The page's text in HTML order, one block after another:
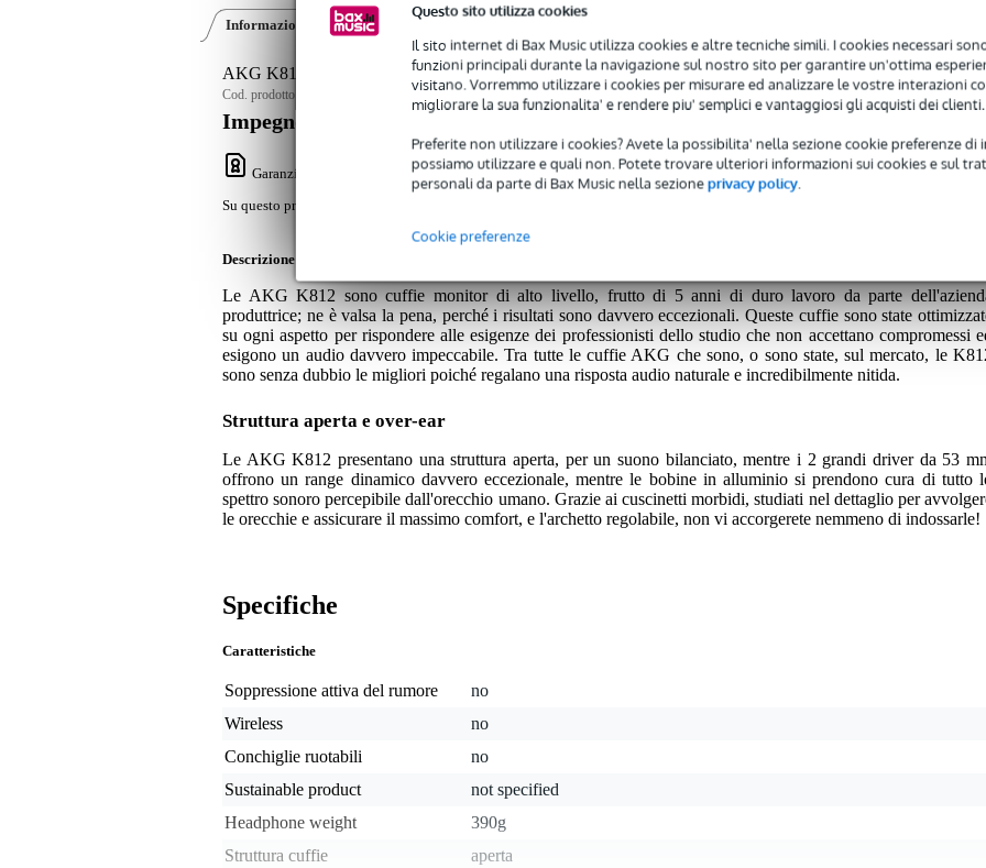
Questo sito utilizza cookies
Il sito internet di Bax Music utilizza cookies e altre tecniche simili. I cookies necessari
funzioni principali durante la navigazione sul nostro sito per garantire un'ottima
visitano. Vorremmo utilizzare i cookies per misurare ed analizzare le vostre interazioni
migliorare la sua funzionalita' e rendere piu' semplici e vantaggiosi gli acquisti dei clienti.
Preferite non utilizzare i cookies? Avete la possibilita' nella sezione cookie preferenze di
possiamo utilizzare e quali non. Potete trovare ulteriori informazioni sui cookies e sul
personali da parte di Bax Music nella sezioneprivacy policy.
Cookie preferenze
Informazioni sul prodotto Recensioni
AKG K812 cuffie monitor
Cod. prodotto:
Impegno di servizio
Garanzia Bax Music
: Su questo prodotto avrete una garanzia di 2 anni.
Su questo prodotto avrete una garanzia di 2 anni.
Descrizione
Le AKG K812 sono cuffie monitor di alto livello, frutto di 5 anni di duro lavoro da parte
produttrice; ne è valsa la pena, perché i risultati sono davvero eccezionali. Queste cuffie sono state
su ogni aspetto per rispondere alle esigenze dei professionisti dello studio che non accettano compromessi
esigono un audio davvero impeccabile. Tra tutte le cuffie AKG che sono, o sono state, sul mercato, le
sono senza dubbio le migliori poiché regalano una risposta audio naturale e incredibilmente nitida.
Struttura aperta e over-ear
Le AKG K812 presentano una struttura aperta, per un suono bilanciato, mentre i 2 grandi driver da 53
offrono un range dinamico davvero eccezionale, mentre le bobine in alluminio si prendono cura di tutto
spettro sonoro percepibile dall'orecchio umano. Grazie ai cuscinetti morbidi, studiati nel dettaglio per
le orecchie e assicurare il massimo comfort, e l'archetto regolabile, non vi accorgerete nemmeno di indossarle!
Specifiche
Caratteristiche
Soppressione attiva del rumore
no
Wireless
no
Conchiglie ruotabili
no
Sustainable product
not specified
Headphone weight
390g
Struttura cuffie
aperta